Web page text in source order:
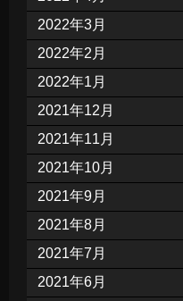
2022年3月
2022年2月
2022年1月
2021年12月
2021年11月
2021年10月
2021年9月
2021年8月
2021年7月
2021年6月